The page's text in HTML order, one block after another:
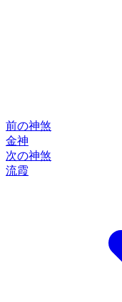
前の神煞
金神
次の神煞
流霞